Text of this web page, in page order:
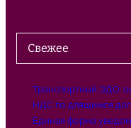
Свежее
Транспортный ЭДО:
НДС по длящимся
Единая форма